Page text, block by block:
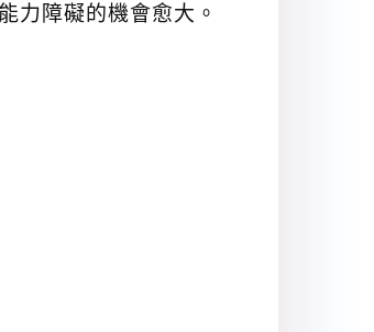
力障礙的機會愈大。